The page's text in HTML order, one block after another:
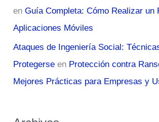
enGuía Completa: Cómo Realizar un
Aplicaciones Móviles
Ataques de Ingeniería Social:
Protegerse en Protección contra
Mejores Prácticas para Empresas y